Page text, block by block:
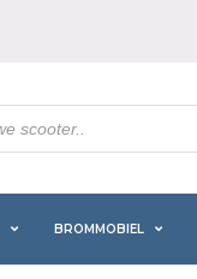
BROMMOBIEL